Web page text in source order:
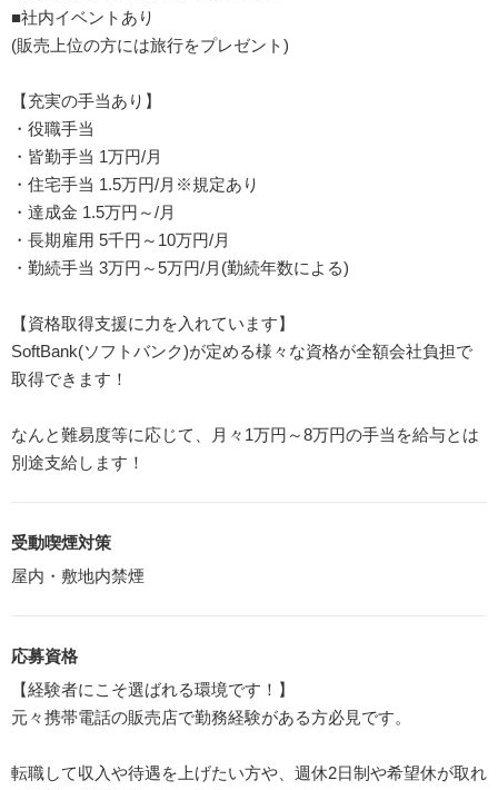
■社内イベントあり
(販売上位の方には旅行をプレゼント)
【充実の手当あり】
・役職手当
・皆勤手当 1万円/月
・住宅手当 1.5万円/月※規定あり
・達成金 1.5万円～/月
・長期雇用 5千円～10万円/月
・勤続手当 3万円～5万円/月(勤続年数による)
【資格取得支援に力を入れています】
SoftBank(ソフトバンク)が定める様々な資格が全額会社負担で
取得できます！
なんと難易度等に応じて、月々1万円～8万円の手当を給与とは
別途支給します！
受動喫煙対策
屋内・敷地内禁煙
応募資格
【経験者にこそ選ばれる環境です！】
元々携帯電話の販売店で勤務経験がある方必見です。
転職して収入や待遇を上げたい方や、週休2日制や希望休が取れ